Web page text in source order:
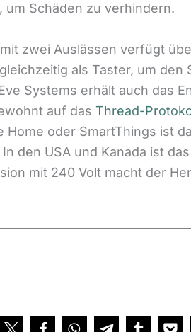
Schäden zu verhindern.
zwei Auslässen verfügt
als Taster, um
Systems erhält auch das
auf das Thread-
Home oder SmartThings ist
den USA und Kanada ist
mit 240 Volt macht der